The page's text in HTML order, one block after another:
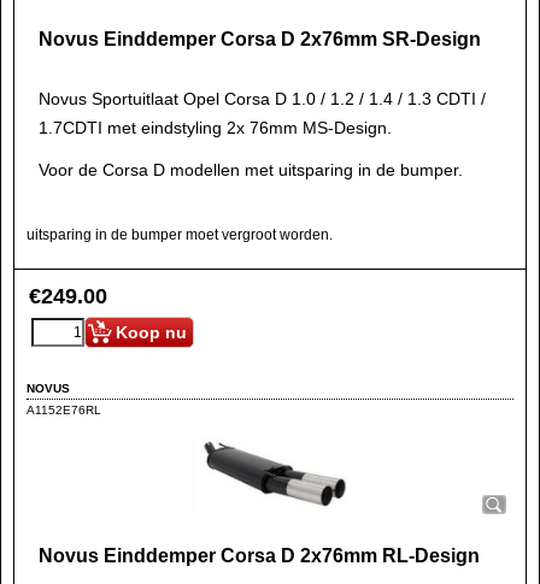
Novus Einddemper Corsa D 2x76mm SR-Design
Novus Sportuitlaat Opel Corsa D 1.0 / 1.2 / 1.4 / 1.3 CDTI /
1.7CDTI met eindstyling 2x 76mm MS-Design.
Voor de Corsa D modellen met uitsparing in de bumper.
uitsparing in de bumper moet vergroot worden.
€249.00
Koop nu
NOVUS
A1152E76RL
Novus Einddemper Corsa D 2x76mm RL-Design